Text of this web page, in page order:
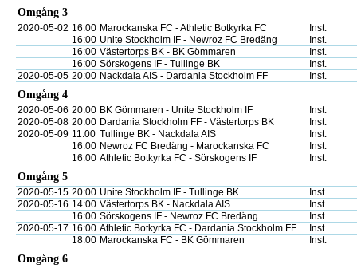
Omgång 3
2020-05-02 16:00 Marockanska FC - Athletic Botkyrka FC
Inst.
16:00 Unite Stockholm IF - Newroz FC Bredäng
Inst.
16:00 Västertorps BK - BK Gömmaren
Inst.
16:00 Sörskogens IF - Tullinge BK
Inst.
2020-05-05 20:00 Nackdala AIS - Dardania Stockholm FF Inst.
Omgång 4
2020-05-06 20:00 BK Gömmaren - Unite Stockholm IF
Inst.
2020-05-08 20:00 Dardania Stockholm FF - Västertorps BK
Inst.
2020-05-09 11:00 Tullinge BK - Nackdala AIS
Inst.
16:00 Newroz FC Bredäng - Marockanska FC
Inst.
16:00 Athletic Botkyrka FC - Sörskogens IF Inst.
Omgång 5
2020-05-15 20:00 Unite Stockholm IF - Tullinge BK
Inst.
2020-05-16 14:00 Västertorps BK - Nackdala AIS
Inst.
16:00 Sörskogens IF - Newroz FC Bredäng
Inst.
2020-05-17 16:00 Athletic Botkyrka FC - Dardania Stockholm FF
Inst.
18:00 Marockanska FC - BK Gömmaren Inst.
Omgång 6